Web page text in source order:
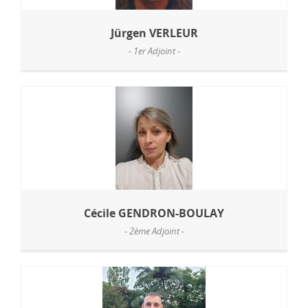
Jürgen VERLEUR
- 1er Adjoint -
Cécile GENDRON-BOULAY
- 2ème Adjoint -